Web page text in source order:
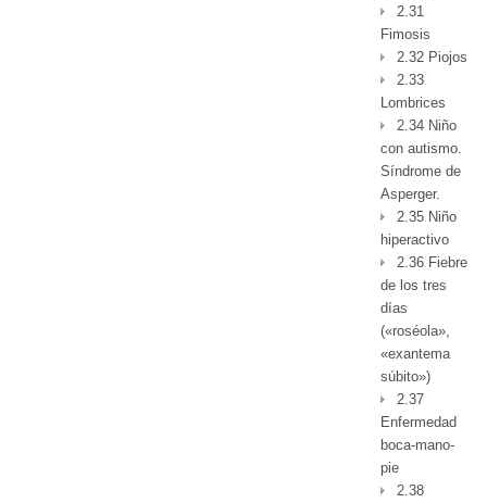
2.31
Fimosis
2.32 Piojos
2.33
Lombrices
2.34 Niño
con autismo.
Síndrome de
Asperger.
2.35 Niño
hiperactivo
2.36 Fiebre
de los tres
días
(«roséola»,
«exantema
súbito»)
2.37
Enfermedad
boca-mano-
pie
2.38